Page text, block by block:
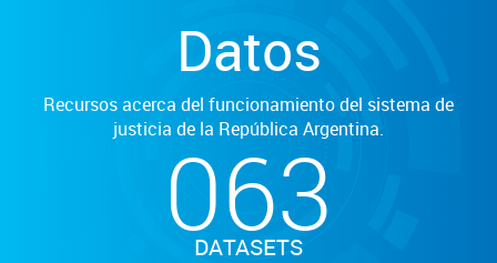
Datos
Recursos acerca del funcionamiento del sistema de
justicia de la República Argentina.
063
DATASETS